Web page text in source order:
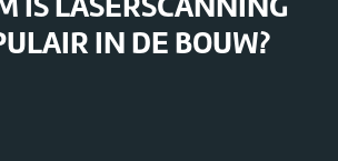
IN DE BOUW?